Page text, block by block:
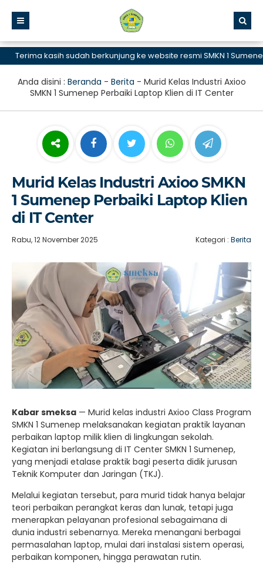
kasih sudah berkunjung ke website resmi SMKN 1 Sumenep,
Anda disini : Beranda - Berita - Murid Kelas Industri Axioo
SMKN 1 Sumenep Perbaiki Laptop Klien di IT Center
Murid Kelas Industri Axioo SMKN
1 Sumenep Perbaiki Laptop Klien
di IT Center
Rabu, 12 November 2025 Kategori : Berita
Kabar smeksa — Murid kelas industri Axioo Class Program
SMKN 1 Sumenep melaksanakan kegiatan praktik layanan
perbaikan laptop milik klien di lingkungan sekolah.
Kegiatan ini berlangsung di IT Center SMKN 1 Sumenep,
yang menjadi etalase praktik bagi peserta didik jurusan
Teknik Komputer dan Jaringan (TKJ).
Melalui kegiatan tersebut, para murid tidak hanya belajar
teori perbaikan perangkat keras dan lunak, tetapi juga
menerapkan pelayanan profesional sebagaimana di
dunia industri sebenarnya. Mereka menangani berbagai
permasalahan laptop, mulai dari instalasi sistem operasi,
perbaikan komponen, hingga perawatan rutin.